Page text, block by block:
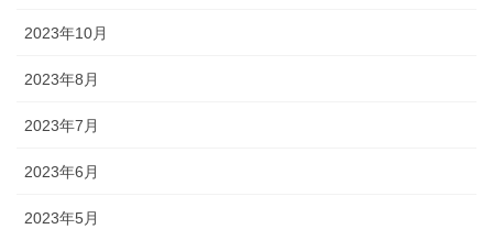
2023年10月
2023年8月
2023年7月
2023年6月
2023年5月